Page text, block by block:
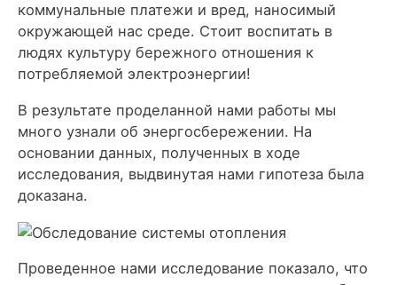
коммунальные платежи и вред, наносимый
окружающей нас среде. Стоит воспитать в
людях культуру бережного отношения к
потребляемой электроэнергии!
В результате проделанной нами работы мы
много узнали об энергосбережении. На
основании данных, полученных в ходе
исследования, выдвинутая нами гипотеза была
доказана.
Проведенное нами исследование показало, что